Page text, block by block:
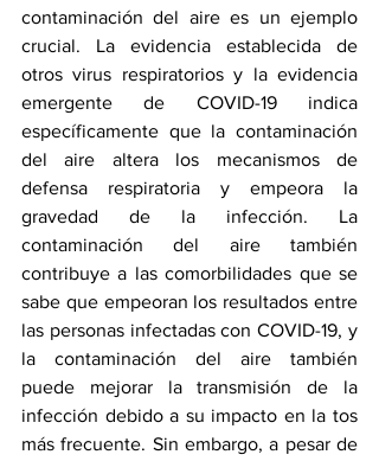
contaminación del aire es un ejemplo
crucial. La evidencia establecida de
otros virus respiratorios y la evidencia
emergente de COVID-19 indica
específicamente que la contaminación
del aire altera los mecanismos de
defensa respiratoria y empeora la
gravedad de la infección. La
contaminación del aire también
contribuye a las comorbilidades que se
sabe que empeoran los resultados entre
las personas infectadas con COVID-19, y
la contaminación del aire también
puede mejorar la transmisión de la
infección debido a su impacto en la tos
más frecuente. Sin embargo, a pesar de